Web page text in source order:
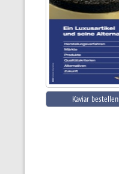
Kaviar bestellen